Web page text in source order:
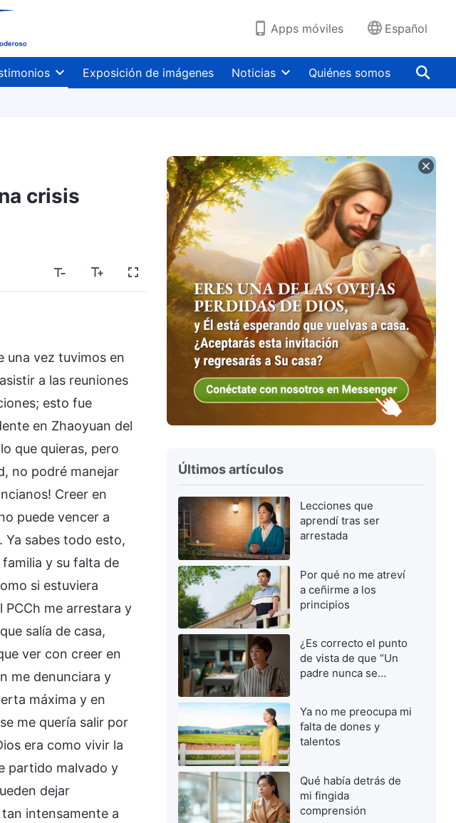
Apps móviles Español
Exposición de imágenes Noticias Quiénes somos
crisis
una vez tuvimos en
a las reuniones
esto fue
en Zhaoyuan del
que quieras, pero
no podré manejar
Creer en
puede vencer a
Ya sabes todo esto,
y su falta de
si estuviera
me arrestara y
salía de casa,
ver con creer en
me denunciara y
máxima y en
me quería salir por
era como vivir la
partido malvado y
dejar
intensamente a
Últimos artículos
Lecciones que
aprendí tras ser
arrestada
Por qué no me atreví
a ceñirme a los
principios
¿Es correcto el punto
de vista de que “Un
padre nunca se
Ya no me preocupa mi
falta de dones y
talentos
Qué había detrás de
mi fingida
comprensión